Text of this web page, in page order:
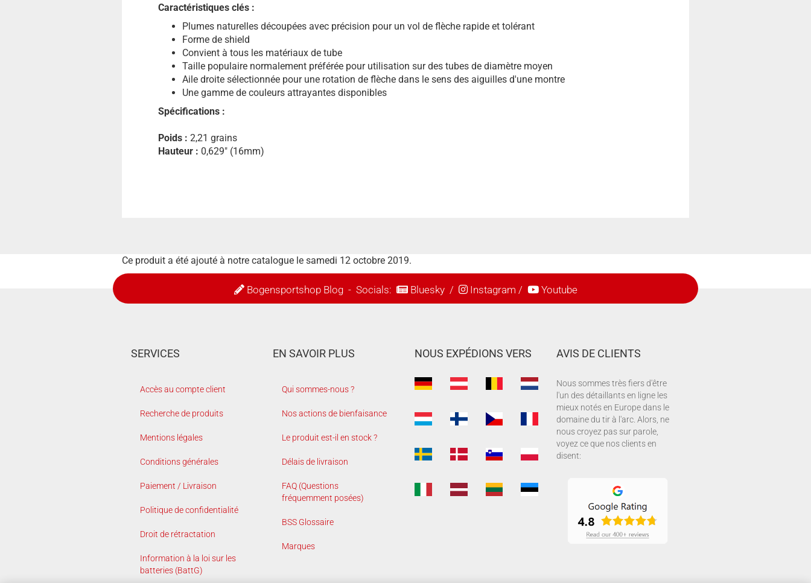
Caractéristiques clés :
Plumes naturelles découpées avec précision pour un vol de flèche rapide et tolérant
Forme de shield
Convient à tous les matériaux de tube
Taille populaire normalement préférée pour utilisation sur des tubes de diamètre moyen
Aile droite sélectionnée pour une rotation de flèche dans le sens des aiguilles d'une montre
Une gamme de couleurs attrayantes disponibles
Spécifications :
Poids : 2,21 grains
Hauteur : 0,629" (16mm)
Ce produit a été ajouté à notre catalogue le samedi 12 octobre 2019.
Bogensportshop Blog- Socials: Bluesky/ Instagram / Youtube
SERVICES
Accès au compte client
Recherche de produits
Mentions légales
Conditions générales
Paiement / Livraison
Politique de confidentialité
Droit de rétractation
Information à la loi sur les
batteries (BattG)
EN SAVOIR PLUS
Qui sommes-nous ?
Nos actions de bienfaisance
Le produit est-il en stock ?
Délais de livraison
FAQ (Questions
fréquemment posées)
BSS Glossaire
Marques
NOUS EXPÉDIONS VERS AVIS DE CLIENTS
Nous sommes très fiers d'être
l'un des détaillants en ligne les
mieux notés en Europe dans le
domaine du tir à l'arc. Alors, ne
nous croyez pas sur parole,
voyez ce que nos clients en
disent: